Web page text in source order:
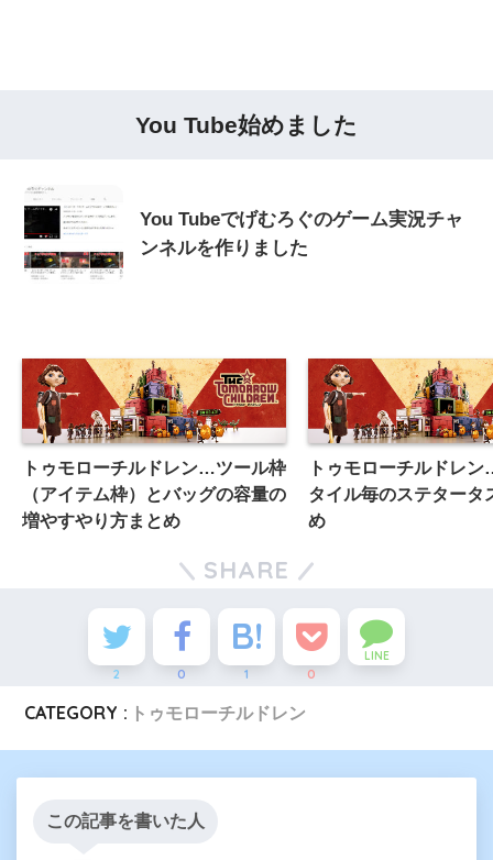
You Tube始めました
You Tubeでげむろぐのゲーム実況チャ
ンネルを作りました
トゥモローチルドレン…ツール枠
（アイテム枠）とバッグの容量の
増やすやり方まとめ
トゥモローチルドレ
タイル毎のステタータ
め
SHARE
2 0 1 0
LINE
CATEGORY : トゥモローチルドレン
この記事を書いた人